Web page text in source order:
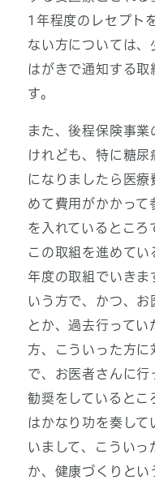
1年程度のレセプト
ない方については、
はがきで通知する取
す。
また、後程保険事
けれども、特に糖
になりましたら医
めて費用がかかって
を入れているところ
この取組を進めて
年度の取組でいきま
いう方で、かつ、
とか、過去行ってい
方、こういった方に
で、お医者さんに行
勧奨をしているとこ
はかなり功を奏し
いまして、こうい
か、健康づくりとい